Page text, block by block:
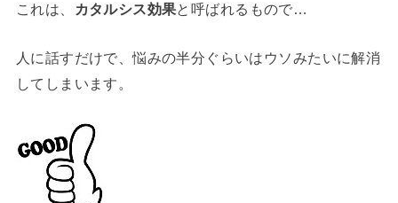
これは、 カタルシス効果と呼ばれるもので…
人に話すだけで、悩みの半分ぐらいはウソみたいに解消
してしまいます。